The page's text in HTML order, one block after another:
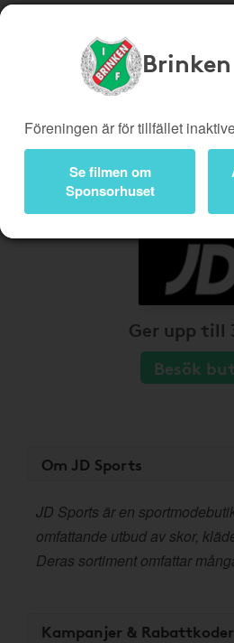
Köp genom denna sida
Presentkort
Bli medlem
Föreningen är för tillfället
Se filmen om
Sponsorhuset
Ger upp till
Besök
Om JD Sports
JD Sports är en
omfattande utbud av skor,
Deras sortiment omfattar
Kampanjer & Rabattkoder